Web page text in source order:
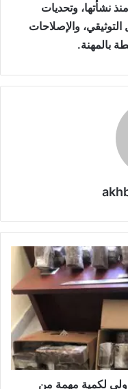
نشأتها، وتحديات
والإصلاحات
بالمهنة.
لكمية مهمة من